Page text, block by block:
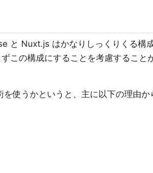
と Nuxt.js はかなりしっくりくる構
この構成にすることを考慮すること
使うかというと、主に以下の理由か